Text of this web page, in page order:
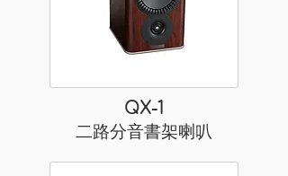
QX-1
二路分音書架喇叭